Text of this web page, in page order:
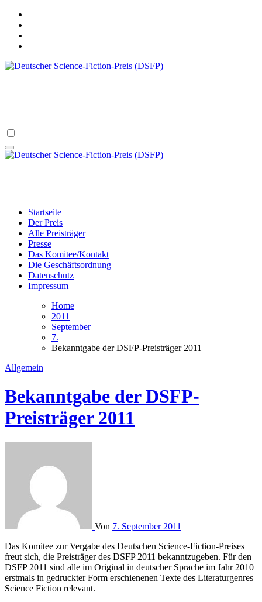
Zum
Inhalt
springen
Startseite
Der Preis
Alle Preisträger
Presse
Das Komitee/Kontakt
Die Geschäftsordnung
Datenschutz
Impressum
Home
2011
September
7.
Bekanntgabe der DSFP-Preisträger 2011
Allgemein
Bekanntgabe der DSFP-
Preisträger 2011
Von 7. September 2011
Das Komitee zur Vergabe des Deutschen Science-Fiction-Preises
freut sich, die Preisträger des DSFP 2011 bekanntzugeben. Für den
DSFP 2011 sind alle im Original in deutscher Sprache im Jahr 2010
erstmals in gedruckter Form erschienenen Texte des Literaturgenres
Science Fiction relevant.